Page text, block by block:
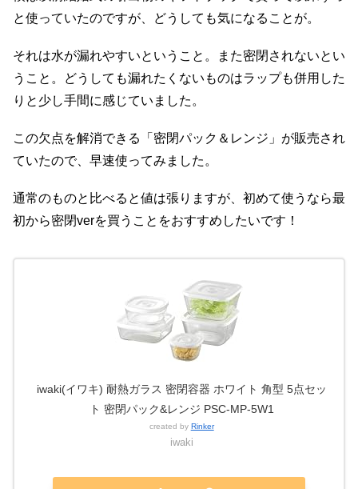
と使っていたのですが、どうしても気になることが。
それは水が漏れやすいということ。また密閉されないとい
うこと。どうしても漏れたくないものはラップも併用した
りと少し手間に感じていました。
この欠点を解消できる「密閉パック＆レンジ」が販売され
ていたので、早速使ってみました。
通常のものと比べると値は張りますが、初めて使うなら最
初から密閉verを買うことをおすすめしたいです！
iwaki(イワキ) 耐熱ガラス 密閉容器 ホワイト 角型 5点セッ
ト 密閉パック&レンジ PSC-MP-5W1
created by Rinker
iwaki